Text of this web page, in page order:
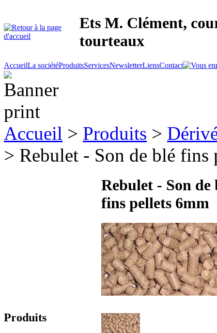
Ets M. Clément,
tourteaux
AccueilLa sociétéProduitsServicesNewsletterLiensContact
Accueil > Produits >
> Rebulet - Son de blé fins
Produits
Rebulet - Son de
fins pellets 6mm